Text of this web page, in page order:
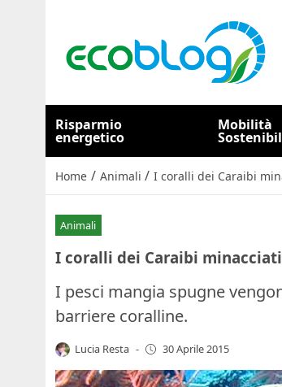
Risparmio
energetico
Mobilità
Home / Animali / I coralli dei Caraibi
Animali
I coralli dei Caraibi
I pesci mangia spugne
barriere coralline.
Lucia Resta - 30 Aprile 2015